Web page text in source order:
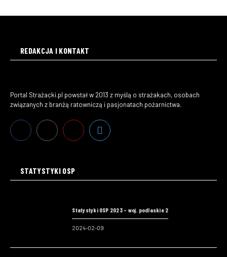
REDAKCJA I KONTAKT
Portal Strażacki.pl powstał w 2013 z myślą o strażakach, osobach
związanych z branżą ratowniczą i pasjonatach pożarnictwa.
STATYSTYKI OSP
Statystyki OSP 2023 – woj. podlaskie 2
2024-02-09